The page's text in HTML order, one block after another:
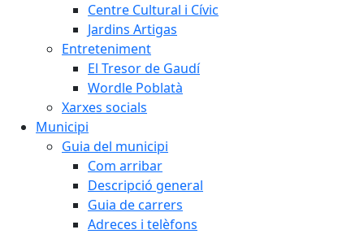
Centre Cultural i Cívic
Jardins Artigas
Entreteniment
El Tresor de Gaudí
Wordle Poblatà
Xarxes socials
Municipi
Guia del municipi
Com arribar
Descripció general
Guia de carrers
Adreces i telèfons